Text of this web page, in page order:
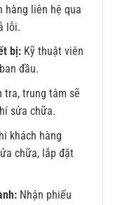
hàng liên hệ qua
lỗi.
bị:Kỹ thuật viên
đầu.
tra, trung tâm sẽ
sửa chữa.
khách hàng
chữa, lắp đặt
Nhận phiếu